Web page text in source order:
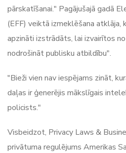
pārskatīšanai." Pagājušajā gadā
(EFF) veiktā izmeklēšana atklāja,
apzināti izstrādāts, lai izvairītos
nodrošināt publisku atbildību".
"Bieži vien nav iespējams zināt,
daļas ir ģenerējis mākslīgais
policists."
Visbeidzot, Privacy Laws &
privātuma regulējums Amerikas